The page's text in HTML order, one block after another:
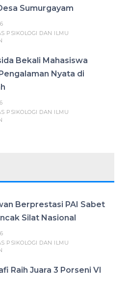
Sumurgayam
PSIKOLOGI DAN ILMU
Bekali Mahasiswa
Nyata di
PSIKOLOGI DAN ILMU
Berprestasi PAI Sabet
Silat Nasional
PSIKOLOGI DAN ILMU
Raih Juara 3 Porseni VI